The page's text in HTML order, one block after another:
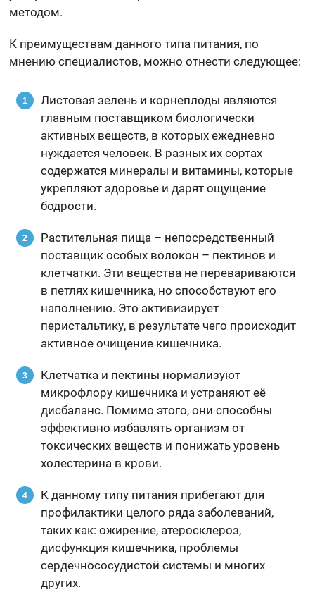
методом.
К преимуществам данного типа питания, по
мнению специалистов, можно отнести следующее:
Листовая зелень и корнеплоды являются
главным поставщиком биологически
активных веществ, в которых ежедневно
нуждается человек. В разных их сортах
содержатся минералы и витамины, которые
укрепляют здоровье и дарят ощущение
бодрости.
Растительная пища – непосредственный
поставщик особых волокон – пектинов и
клетчатки. Эти вещества не перевариваются
в петлях кишечника, но способствуют его
наполнению. Это активизирует
перистальтику, в результате чего происходит
активное очищение кишечника.
Клетчатка и пектины нормализуют
микрофлору кишечника и устраняют её
дисбаланс. Помимо этого, они способны
эффективно избавлять организм от
токсических веществ и понижать уровень
холестерина в крови.
К данному типу питания прибегают для
профилактики целого ряда заболеваний,
таких как: ожирение, атеросклероз,
дисфункция кишечника, проблемы
сердечнососудистой системы и многих
других.